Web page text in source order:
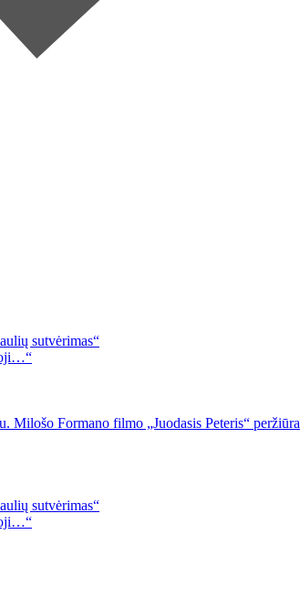
sutvėrimas“
Milošo Formano filmo „Juodasis Peteris“ peržiūra
sutvėrimas“